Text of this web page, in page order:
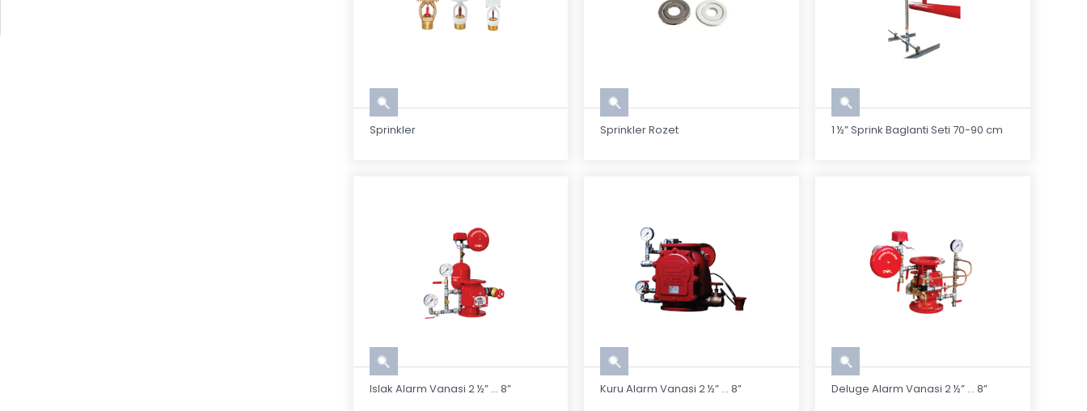
Sprinkler Sprinkler Rozet 1 ½” Sprink Baglanti Seti 70-90 cm
Islak Alarm Vanasi 2 ½” ... 8” Kuru Alarm Vanasi 2 ½” ... 8” Deluge Alarm Vanasi 2 ½” ... 8”